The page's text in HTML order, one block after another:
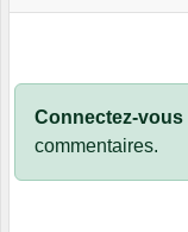
Connectez-vous
commentaires.